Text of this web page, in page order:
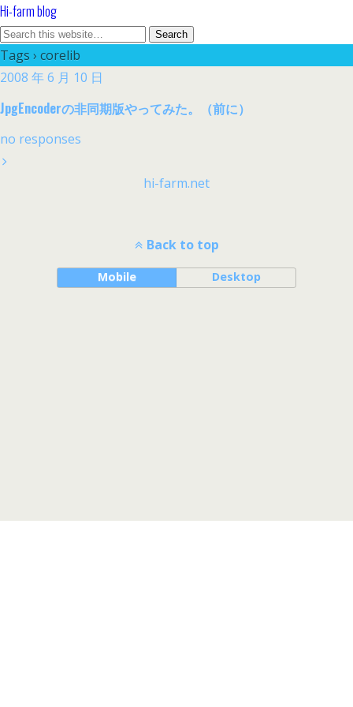
Hi-farm blog
Tags › corelib
2008 年 6 月 10 日
JpgEncoderの非同期版やってみた。（前に）
no responses
hi-farm.net
Back to top
Mobile Desktop